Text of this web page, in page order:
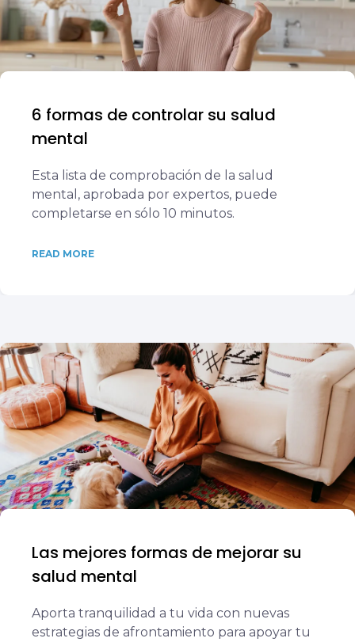
6 formas de controlar su salud
mental
Esta lista de comprobación de la salud
mental, aprobada por expertos, puede
completarse en sólo 10 minutos.
READ MORE
Las mejores formas de mejorar su
salud mental
Aporta tranquilidad a tu vida con nuevas
estrategias de afrontamiento para apoyar tu